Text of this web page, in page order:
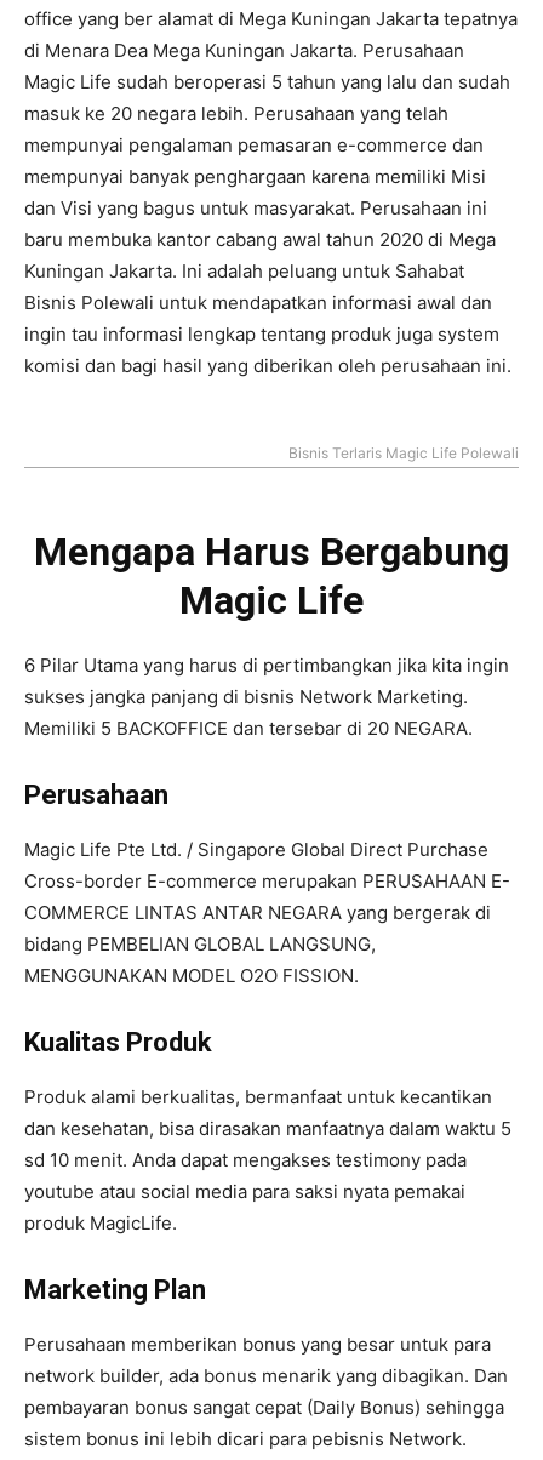
office yang ber alamat di Mega Kuningan Jakarta tepatnya
di Menara Dea Mega Kuningan Jakarta. Perusahaan
Magic Life sudah beroperasi 5 tahun yang lalu dan sudah
masuk ke 20 negara lebih. Perusahaan yang telah
mempunyai pengalaman pemasaran e-commerce dan
mempunyai banyak penghargaan karena memiliki Misi
dan Visi yang bagus untuk masyarakat. Perusahaan ini
baru membuka kantor cabang awal tahun 2020 di Mega
Kuningan Jakarta. Ini adalah peluang untuk Sahabat
Bisnis Polewali untuk mendapatkan informasi awal dan
ingin tau informasi lengkap tentang produk juga system
komisi dan bagi hasil yang diberikan oleh perusahaan ini.
Bisnis Terlaris Magic Life Polewali
Mengapa Harus Bergabung
Magic Life
6 Pilar Utama yang harus di pertimbangkan jika kita ingin
sukses jangka panjang di bisnis Network Marketing.
Memiliki 5 BACKOFFICE dan tersebar di 20 NEGARA.
Perusahaan
Magic Life Pte Ltd. / Singapore Global Direct Purchase
Cross-border E-commerce merupakan PERUSAHAAN E-
COMMERCE LINTAS ANTAR NEGARA yang bergerak di
bidang PEMBELIAN GLOBAL LANGSUNG,
MENGGUNAKAN MODEL O2O FISSION.
Kualitas Produk
Produk alami berkualitas, bermanfaat untuk kecantikan
dan kesehatan, bisa dirasakan manfaatnya dalam waktu 5
sd 10 menit. Anda dapat mengakses testimony pada
youtube atau social media para saksi nyata pemakai
produk MagicLife.
Marketing Plan
Perusahaan memberikan bonus yang besar untuk para
network builder, ada bonus menarik yang dibagikan. Dan
pembayaran bonus sangat cepat (Daily Bonus) sehingga
sistem bonus ini lebih dicari para pebisnis Network.